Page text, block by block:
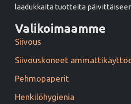
laadukkaita tuotteita
Valikoimaamme
Siivous
Siivouskoneet
Pehmopaperit
Henkilöhygienia